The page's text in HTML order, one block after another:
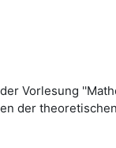
Vorlesung
der